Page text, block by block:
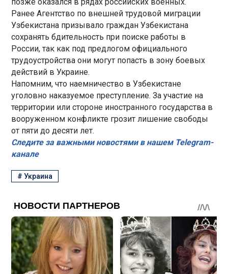
Ранее Агентство по внешней трудовой миграции
Узбекистана призывало граждан Узбекистана
сохранять бдительность при поиске работы в
России, так как под предлогом официального
трудоустройства они могут попасть в зону боевых
действий в Украине.
Напомним, что наемничество в Узбекистане
уголовно наказуемое преступление. За участие на
территории или стороне иностранного государства в
вооруженном конфликте грозит лишение свободы
от пяти до десяти лет.
Следите за важными новостями в нашем Telegram-
канале
#Украина